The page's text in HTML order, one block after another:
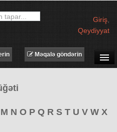
Giriş
Qeydiyyat
Məqalə göndərin
M N O P Q R S T U V W X